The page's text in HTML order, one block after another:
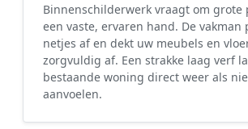
Binnenschilderwerk vraagt om grote
een vaste, ervaren hand. De vakman
netjes af en dekt uw meubels en
zorgvuldig af. Een strakke laag verf
bestaande woning direct weer als
aanvoelen.